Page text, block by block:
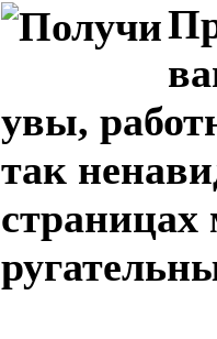
увы,
так
страницах